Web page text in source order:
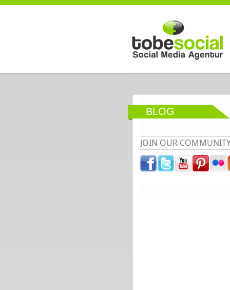
Direkt zum Inhalt
BLOG
JOIN OUR